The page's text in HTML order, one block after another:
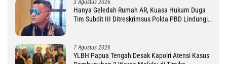
3 Agustus 2026
Hanya Geledah Rumah AR, Kuasa Hukum Duga
Tim Subdit III Ditreskrimsus Polda PBD Lindungi
7 Agustus 2026
YLBH Papua Tengah Desak Kapolri Atensi Kasus